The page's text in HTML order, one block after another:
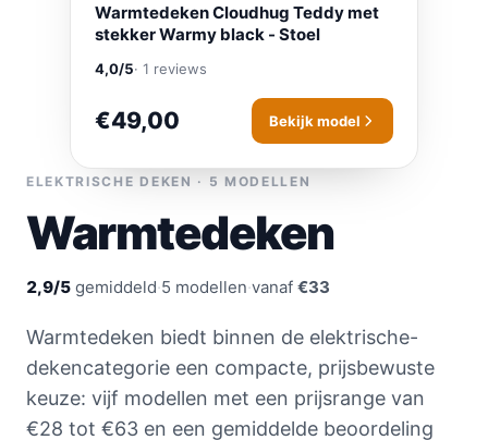
ELEKTRISCHE DEKEN · 5 MODELLEN
Warmtedeken
2,9/5 gemiddeld·5 modellen·vanaf €33
Warmtedeken biedt binnen de elektrische-
dekencategorie een compacte, prijsbewuste
keuze: vijf modellen met een prijsrange van
€28 tot €63 en een gemiddelde beoordeling
Warmtedeken Cloudhug Teddy met
stekker Warmy black - Stoel
4,0/5· 1 reviews
€49,00 Bekijk model